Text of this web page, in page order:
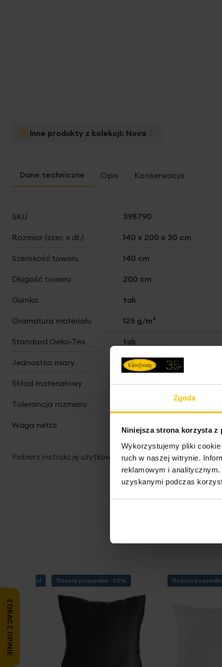
Zgoda
Niniejsza strona korzysta z
Wykorzystujemy pliki
ruch w naszej witrynie.
reklamowym i
uzyskanymi podczas
Inne produkty z kolekcji: Nova
Opis Konserwacja
Więcej
SKU 398790
Rozmiar (szer. x dł.) 140 x 200 x 30 cm
Szerokość towaru 140 cm
Długość towaru 200 cm
Gumka tak
Gramatura materiału 125 g/m²
Standard Oeko-Tex tak
Jednostka miary szt.
Skład materiałowy satyna, 100% bawełna
Tolerancja rozmiaru
Waga netto 840 g
Pobierz instrukcję użytkowania i bezpieczeństwa
min. 99 zł Trzecia poszewka -90% Trzecia
ZOBACZ OPINIE